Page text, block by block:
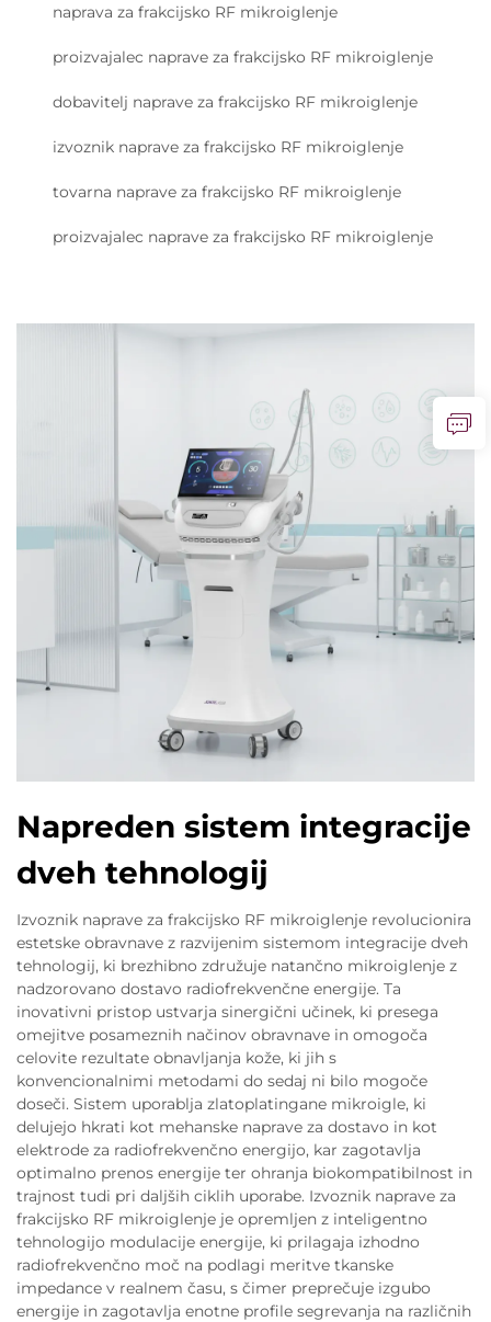
naprava za frakcijsko RF mikroiglenje
proizvajalec naprave za frakcijsko RF mikroiglenje
dobavitelj naprave za frakcijsko RF mikroiglenje
izvoznik naprave za frakcijsko RF mikroiglenje
tovarna naprave za frakcijsko RF mikroiglenje
proizvajalec naprave za frakcijsko RF mikroiglenje
Napreden sistem integracije
dveh tehnologij
Izvoznik naprave za frakcijsko RF mikroiglenje revolucionira
estetske obravnave z razvijenim sistemom integracije dveh
tehnologij, ki brezhibno združuje natančno mikroiglenje z
nadzorovano dostavo radiofrekvenčne energije. Ta
inovativni pristop ustvarja sinergični učinek, ki presega
omejitve posameznih načinov obravnave in omogoča
celovite rezultate obnavljanja kože, ki jih s
konvencionalnimi metodami do sedaj ni bilo mogoče
doseči. Sistem uporablja zlatoplatingane mikroigle, ki
delujejo hkrati kot mehanske naprave za dostavo in kot
elektrode za radiofrekvenčno energijo, kar zagotavlja
optimalno prenos energije ter ohranja biokompatibilnost in
trajnost tudi pri daljših ciklih uporabe. Izvoznik naprave za
frakcijsko RF mikroiglenje je opremljen z inteligentno
tehnologijo modulacije energije, ki prilagaja izhodno
radiofrekvenčno moč na podlagi meritve tkanske
impedance v realnem času, s čimer preprečuje izgubo
energije in zagotavlja enotne profile segrevanja na različnih